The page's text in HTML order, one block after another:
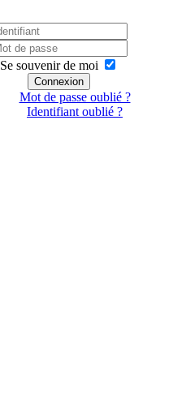
Se souvenir de moi
Connexion
Mot de passe oublié ?
Identifiant oublié ?